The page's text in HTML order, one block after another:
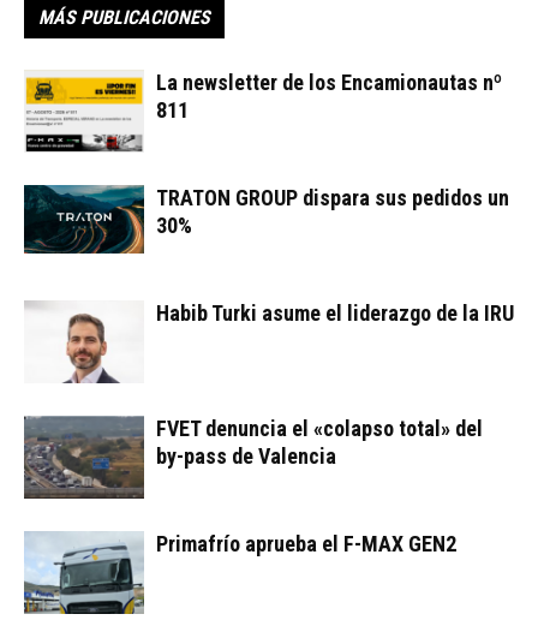
MÁS PUBLICACIONES
La newsletter de los Encamionautas nº
811
TRATON GROUP dispara sus pedidos un
30%
Habib Turki asume el liderazgo de la IRU
FVET denuncia el «colapso total» del
by-pass de Valencia
Primafrío aprueba el F-MAX GEN2